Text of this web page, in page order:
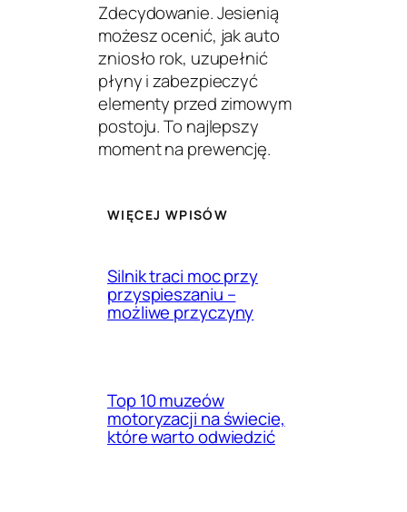
Zdecydowanie. Jesienią
możesz ocenić, jak auto
zniosło rok, uzupełnić
płyny i zabezpieczyć
elementy przed zimowym
postoju. To najlepszy
moment na prewencję.
WIĘCEJ WPISÓW
Silnik traci moc przy
przyspieszaniu –
możliwe przyczyny
Top 10 muzeów
motoryzacji na świecie,
które warto odwiedzić